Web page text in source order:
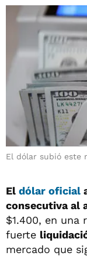
El dólar subió este
El dólar oficial
consecutiva al
$1.400, en una
fuerte
mercado que